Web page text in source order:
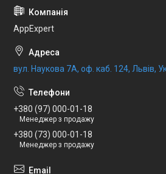
AppExpert
вул. Наукова 7А, оф. каб. 124, Львів,
+380 (97) 000-01-18
Менеджер з продажу
+380 (73) 000-01-18
Менеджер з продажу